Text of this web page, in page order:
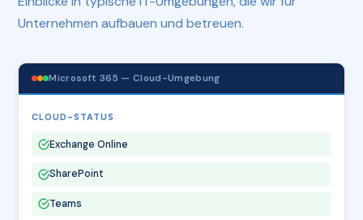
Unternehmen aufbauen und betreuen.
Microsoft 365 — Cloud-Umgebung
CLOUD-STATUS
Exchange Online
SharePoint
Teams